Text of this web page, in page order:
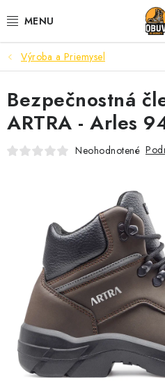
na
PRACOVNÁ A BEZPEČNOSTNÁ
VOĽNOČASOVÁ OBUV
VÝPREDAJ
IMPREGNÁCIA A OCHRANA
PRE KÁVIČKÁROV
BEZPEČNOSTNÉ NORMY A
BLOG
KONTAKT
Výroba a Priemysel
Bezpečnostná
ARTRA - Arles
Neohodnotené